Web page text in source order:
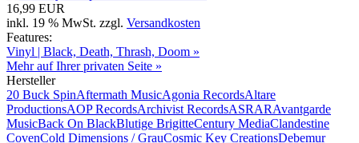
16,99 EUR
inkl. 19 % MwSt. zzgl. Versandkosten
Features:
Vinyl | Black, Death, Thrash, Doom »
Mehr auf Ihrer privaten Seite »
Hersteller
20 Buck SpinAftermath MusicAgonia RecordsAltare
ProductionsAOP RecordsArchivist RecordsASRARAvantgarde
MusicBack On BlackBlutige BrigitteCentury MediaClandestine
CovenCold Dimensions / GrauCosmic Key CreationsDebemur